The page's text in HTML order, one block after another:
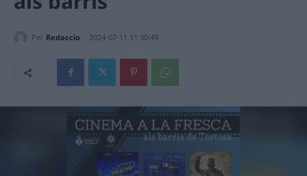
Per Redaccio 2024-07-11 11:30:49